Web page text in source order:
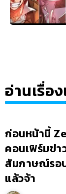
อ่านเรื่อ
ก่อนหน้านี้
คอนเฟิร์มข่
สัมภาษณ์รอ
แล้วจ้า